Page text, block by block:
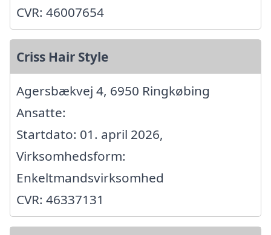
CVR: 46007654
Criss Hair Style
Agersbækvej 4, 6950 Ringkøbing
Ansatte:
Startdato: 01. april 2026,
Virksomhedsform:
Enkeltmandsvirksomhed
CVR: 46337131